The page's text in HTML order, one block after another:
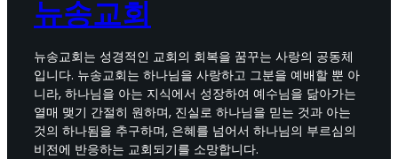
뉴송교회
뉴송교회는 성경적인 교회의 회복을 꿈꾸는 사랑의 공동체
입니다. 뉴송교회는 하나님을 사랑하고 그분을 예배할 뿐 아
니라, 하나님을 아는 지식에서 성장하여 예수님을 닮아가는
열매 맺기 간절히 원하며, 진실로 하나님을 믿는 것과 아는
것의 하나됨을 추구하며, 은혜를 넘어서 하나님의 부르심의
비전에 반응하는 교회되기를 소망합니다.